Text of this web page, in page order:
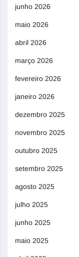
junho 2026
maio 2026
abril 2026
março 2026
fevereiro 2026
janeiro 2026
dezembro 2025
novembro 2025
outubro 2025
setembro 2025
agosto 2025
julho 2025
junho 2025
maio 2025